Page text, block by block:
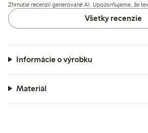
väčším bruchám. Celkovo sú
hoci niekoľko zákazníkov vyjadrilo
integritu švov.
Zhrnutie recenzií generované AI. Upozorňujeme, že
Všetky recenzie
Informácie o výrobku
Materiál